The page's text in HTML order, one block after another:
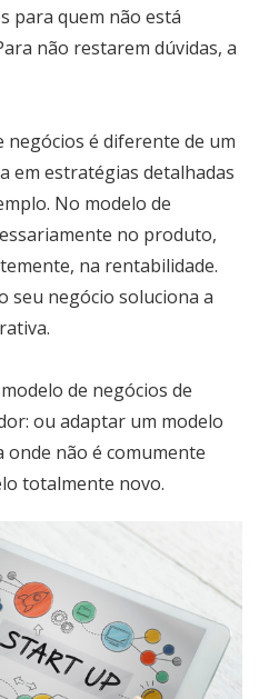
para quem não está
não restarem dúvidas, a
negócios é diferente de um
em estratégias detalhadas
No modelo de
no produto,
na rentabilidade.
seu negócio soluciona a
de negócios de
ou adaptar um modelo
onde não é comumente
totalmente novo.